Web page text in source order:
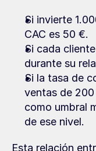
Si invierte
CAC es 50 €.
Si cada
durante su
Si la tasa de
ventas de
como umbral
de ese nivel.
Esta relación